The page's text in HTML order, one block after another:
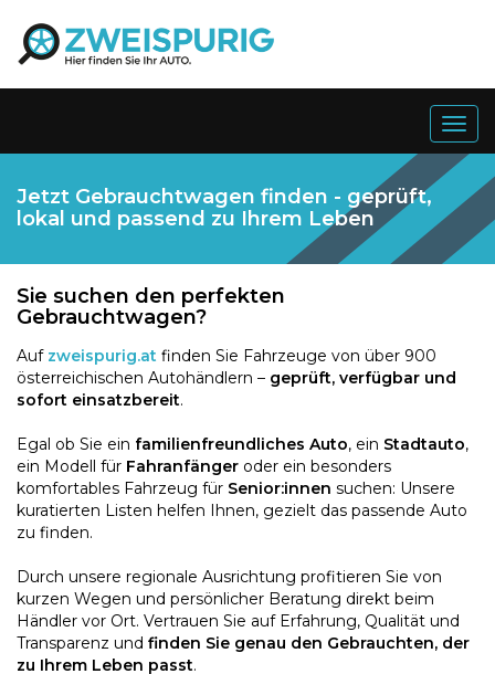
Jetzt Gebrauchtwagen finden - geprüft,
lokal und passend zu Ihrem Leben
Sie suchen den perfekten
Gebrauchtwagen?
Auf zweispurig.at finden Sie Fahrzeuge von über 900
österreichischen Autohändlern – geprüft, verfügbar und
sofort einsatzbereit.
Egal ob Sie ein familienfreundliches Auto, ein Stadtauto,
ein Modell für Fahranfänger oder ein besonders
komfortables Fahrzeug für Senior:innen suchen: Unsere
kuratierten Listen helfen Ihnen, gezielt das passende Auto
zu finden.
Durch unsere regionale Ausrichtung profitieren Sie von
kurzen Wegen und persönlicher Beratung direkt beim
Händler vor Ort. Vertrauen Sie auf Erfahrung, Qualität und
Transparenz und finden Sie genau den Gebrauchten, der
zu Ihrem Leben passt.